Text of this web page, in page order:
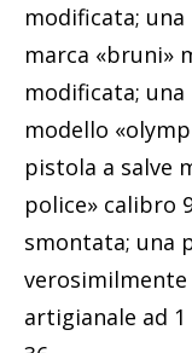
modificata;
marca «bruni»
modificata;
modello
pistola a salve
police» calibro
smontata; una
artigianale ad